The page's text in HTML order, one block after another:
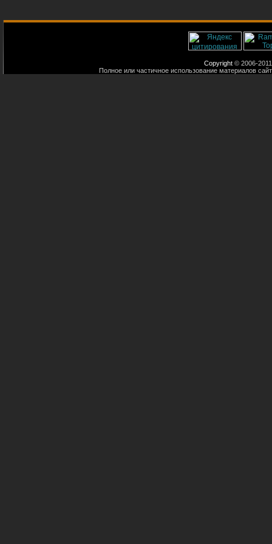
Copyright © 2006-
Полное или частичное использование материалов